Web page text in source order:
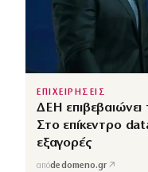
ΕΠΙΧΕΙΡΗΣΕΙΣ
ΔΕΗ
Στο επίκεντρο
εξαγορές
απόdedomeno.gr ↗